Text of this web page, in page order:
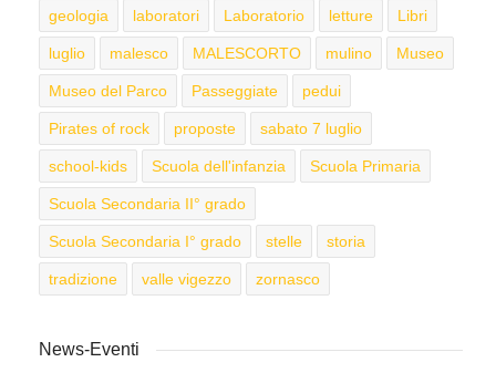
geologia laboratori Laboratorio letture Libri
luglio malesco MALESCORTO mulino Museo
Museo del Parco Passeggiate pedui
Pirates of rock proposte sabato 7 luglio
school-kids Scuola dell'infanzia Scuola Primaria
Scuola Secondaria II° grado
Scuola Secondaria I° grado stelle storia
tradizione valle vigezzo zornasco
News-Eventi